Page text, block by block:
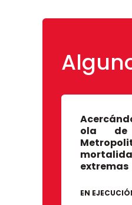
ola
extremas
EN